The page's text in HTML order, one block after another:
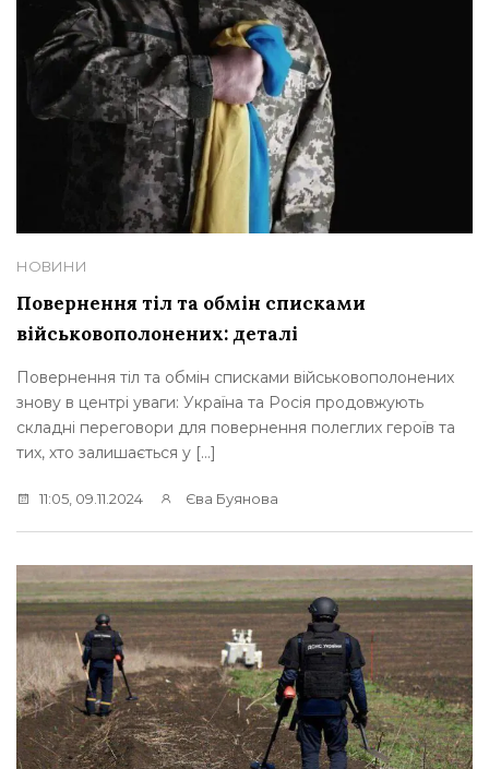
НОВИНИ
Повернення тіл та обмін списками
військовополонених: деталі
Повернення тіл та обмін списками військовополонених
знову в центрі уваги: Україна та Росія продовжують
складні переговори для повернення полеглих героїв та
тих, хто залишається у […]
11:05, 09.11.2024 Єва Буянова